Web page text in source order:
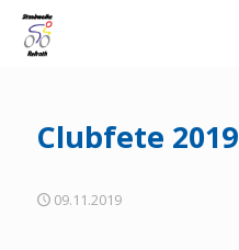
Clubfete 2019
09.11.2019